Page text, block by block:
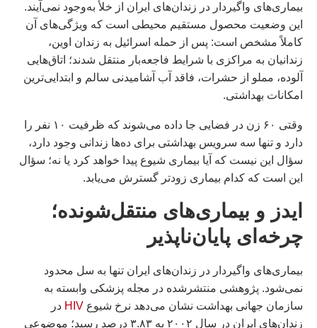
بیماری‌های واگیردار در زندان‌های ایران از خلأ به‌وجود نمی‌آیند.
این وضعیت محصول مستقیم محیطی است که ویژگی‌های آن
کاملاً مشخص است: پس از حمله اسرائیل به زندان اوین،
زندانیان به مراکزی با شرایط فاجعه‌بار منتقل شدند؛ اتاق‌هایی
آلوده، مملو از حشرات، فاقد آب آشامیدنی سالم و ابتدایی‌ترین
امکانات بهداشتی.
وقتی ۶۰ زن در فضایی جا داده می‌شوند که ظرفیت ۱۰ نفر را
دارد و تنها سه سرویس بهداشتی برای ده‌ها زندانی وجود دارد،
سؤال این نیست که آیا بیماری شیوع پیدا خواهد کرد یا نه؛ سؤال
این است که کدام بیماری زودتر گسترش می‌یابد.
ایدز و بیماری‌های منتقل‌شونده؛
چرخه‌ای پایان‌ناپذیر
بیماری‌های واگیردار در زندان‌های ایران تنها به سل محدود
نمی‌شود. پژوهشی منتشرشده در مجله پزشکی وابسته به
سازمان جهانی بهداشت نشان می‌دهد نرخ شیوع HIV در
زندان‌های ایران در سال ۲۰۰۲ به ۳.۸۳ درصد رسید؛ موضوعی